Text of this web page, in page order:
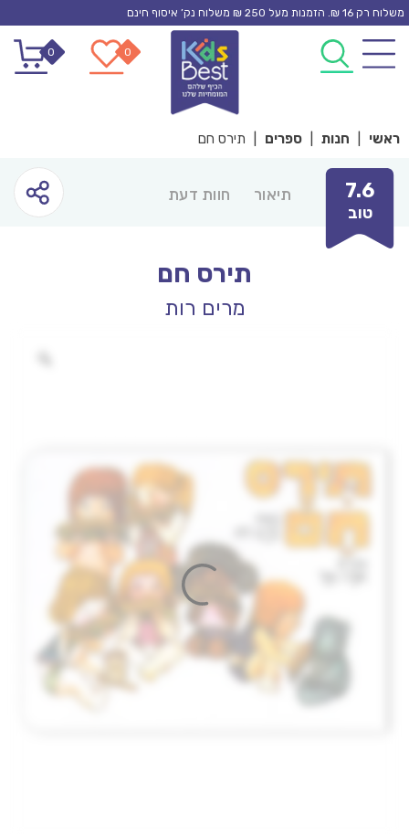
Skip
content
משלוח רק 16 ₪. הזמנות מעל 250 ₪ משלוח נק’ איסוף חינם
0
0
ראשי חנות ספרים תירס חם
7.6
טוב
תיאור חוות דעת
תירס חם
מרים רות